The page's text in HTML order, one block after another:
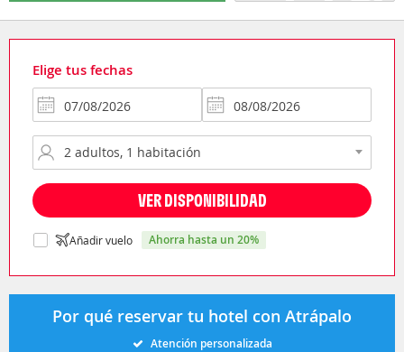
Elige tus fechas
VER DISPONIBILIDAD
Añadir vuelo ahorra hasta un 20%
Por qué reservar tu hotel con Atrápalo
Atención personalizada